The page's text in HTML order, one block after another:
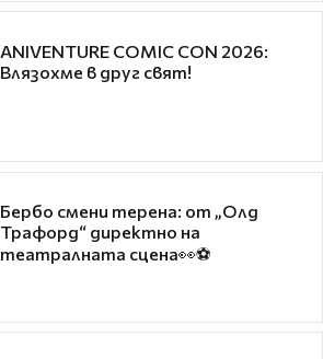
ANIVENTURE COMIC CON 2026:
Влязохме в друг свят!
Бербо смени терена: от „Олд
Трафорд“ директно на
театралната сцена👀⚽